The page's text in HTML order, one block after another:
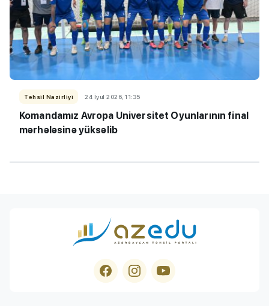
Təhsil Nazirliyi 24 İyul 2026, 11:35
Komandamız Avropa Universitet Oyunlarının final
mərhələsinə yüksəlib